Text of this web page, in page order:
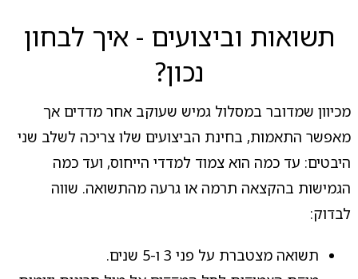
תשואות וביצועים - איך לבחון
נכון?
מכיוון שמדובר במסלול גמיש שעוקב אחר מדדים אך
מאפשר התאמות, בחינת הביצועים שלו צריכה לשלב שני
היבטים: עד כמה הוא צמוד למדדי הייחוס, ועד כמה
הגמישות בהקצאה תרמה או גרעה מהתשואה. שווה
לבדוק:
תשואה מצטברת על פני 3 ו-5 שנים.